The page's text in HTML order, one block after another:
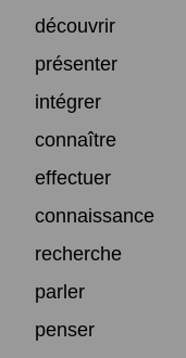
découvrir
présenter
intégrer
connaître
effectuer
connaissance
recherche
parler
penser